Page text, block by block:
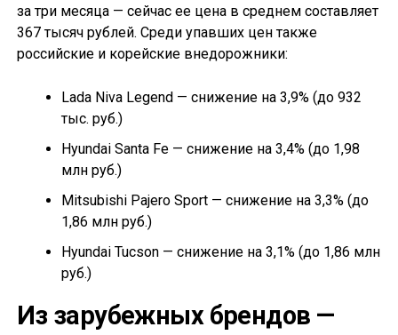
за три месяца — сейчас ее цена в среднем составляет
367 тысяч рублей. Среди упавших цен также
российские и корейские внедорожники:
Lada Niva Legend — снижение на 3,9% (до 932
тыс. руб.)
Hyundai Santa Fe — снижение на 3,4% (до 1,98
млн руб.)
Mitsubishi Pajero Sport — снижение на 3,3% (до
1,86 млн руб.)
Hyundai Tucson — снижение на 3,1% (до 1,86 млн
руб.)
Из зарубежных брендов —